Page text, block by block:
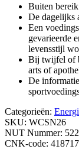
Buiten
De dagelijks
Een
gevarieerde
levensstijl
Bij twijfel of
arts of
De
Categorieën:
SKU: WCSN26
NUT Nummer:
CNK-code: